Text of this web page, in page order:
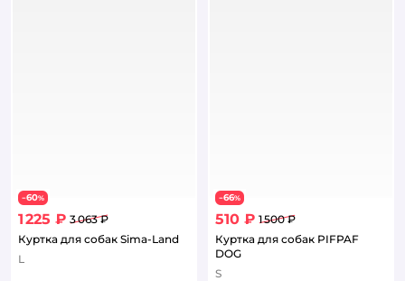
−60%
1 225 ₽ 3 063 ₽
Куртка для собак Sima-Land
L
−66%
510 ₽ 1 500 ₽
Куртка для собак PIFPAF
DOG
S